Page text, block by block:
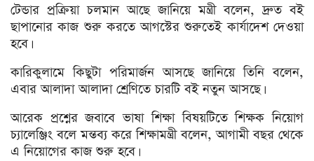
টেন্ডার প্রক্রিয়া চলমান আছে জানিয়ে মন্ত্রী বলেন, দ্রুত বই
ছাপানোর কাজ শুরু করতে আগস্টের শুরুতেই কার্যাদেশ দেওয়া
হবে।
কারিকুলামে কিছুটা পরিমার্জন আসছে জানিয়ে তিনি বলেন,
এবার আলাদা আলাদা শ্রেণিতে চারটি বই নতুন আসছে।
আরেক প্রশ্নের জবাবে ভাষা শিক্ষা বিষয়টিতে শিক্ষক নিয়োগ
চ্যালেঞ্জিং বলে মন্তব্য করে শিক্ষামন্ত্রী বলেন, আগামী বছর থেকে
এ নিয়োগের কাজ শুরু হবে।